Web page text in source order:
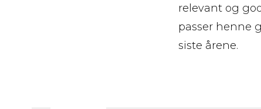
relevant og
passer henne
siste årene.